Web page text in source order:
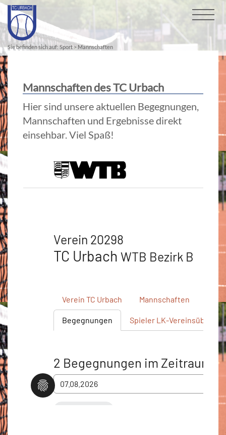
Sie befinden sich auf:Sport > Mannschaften
Mannschaften des TC Urbach
Hier sind unsere aktuellen Begegnungen,
Mannschaften und Ergebnisse direkt
einsehbar. Viel Spaß!